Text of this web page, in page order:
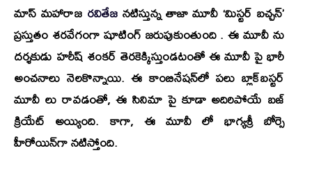
మాస్ మహారాజ రవితేజనటిస్తున్న తాజా మూవీ ‘మిస్టర్ బచ్చన్’
ప్రస్తుతం శరవేగంగా షూటింగ్ జరుపుకుంతుంది . ఈ మూవీ ను
దర్శకుడు హరీష్ శంకర్ తెరకెక్కిస్తుండటంతో ఈ మూవీ పై భారీ
అంచనాలు నెలకొన్నాయి. ఈ కాంబినేషన్‌లో పలు బ్లాక్‌బస్టర్
మూవీ లు రావడంతో, ఈ సినిమా పై కూడా అదిరిపోయే బజ్
క్రియేట్ అయ్యింది. కాగా, ఈ మూవీ లో భాగ్యశ్రీ బోర్సె
హీరోయిన్‌గా నటిస్తోంది.